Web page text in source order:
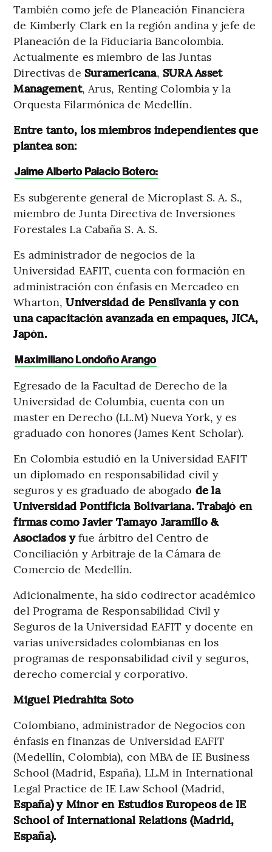
También como jefe de Planeación Financiera
de Kimberly Clark en la región andina y jefe de
Planeación de la Fiduciaria Bancolombia.
Actualmente es miembro de las Juntas
Directivas de Suramericana, SURA Asset
Management, Arus, Renting Colombia y la
Orquesta Filarmónica de Medellín.
Entre tanto, los miembros independientes que
plantea son:
Jaime Alberto Palacio Botero:
Es subgerente general de Microplast S. A. S.,
miembro de Junta Directiva de Inversiones
Forestales La Cabaña S. A. S.
Es administrador de negocios de la
Universidad EAFIT, cuenta con formación en
administración con énfasis en Mercadeo en
Wharton,Universidad de Pensilvania y con
una capacitación avanzada en empaques, JICA,
Japón.
Maximiliano Londoño Arango
Egresado de la Facultad de Derecho de la
Universidad de Columbia, cuenta con un
master en Derecho (LL.M) Nueva York, y es
graduado con honores (James Kent Scholar).
En Colombia estudió en la Universidad EAFIT
un diplomado en responsabilidad civil y
seguros y es graduado de abogado de la
Universidad Pontificia Bolivariana. Trabajó en
firmas como Javier Tamayo Jaramillo &
Asociados yfue árbitro del Centro de
Conciliación y Arbitraje de la Cámara de
Comercio de Medellín.
Adicionalmente, ha sido codirector académico
del Programa de Responsabilidad Civil y
Seguros de la Universidad EAFIT y docente en
varias universidades colombianas en los
programas de responsabilidad civil y seguros,
derecho comercial y corporativo.
Miguel Piedrahita Soto
Colombiano, administrador de Negocios con
énfasis en finanzas de Universidad EAFIT
(Medellín, Colombia), con MBA de IE Business
School (Madrid, España), LL.M in International
Legal Practice de IE Law School (Madrid,
España) y Minor en Estudios Europeos de IE
School of International Relations (Madrid,
España).